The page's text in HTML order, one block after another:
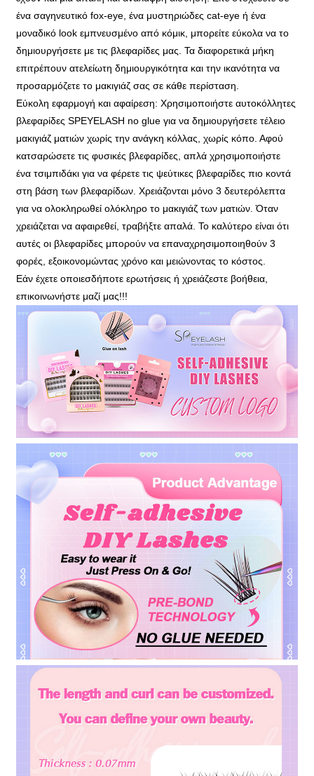
ένα σαγηνευτικό fox-eye, ένα μυστηριώδες cat-eye ή ένα
μοναδικό look εμπνευσμένο από κόμικ, μπορείτε εύκολα να το
δημιουργήσετε με τις βλεφαρίδες μας. Τα διαφορετικά μήκη
επιτρέπουν ατελείωτη δημιουργικότητα και την ικανότητα να
προσαρμόζετε το μακιγιάζ σας σε κάθε περίσταση.
Εύκολη εφαρμογή και αφαίρεση: Χρησιμοποιήστε αυτοκόλλητες
βλεφαρίδες SPEYELASH no glue για να δημιουργήσετε τέλειο
μακιγιάζ ματιών χωρίς την ανάγκη κόλλας, χωρίς κόπο. Αφού
κατσαρώσετε τις φυσικές βλεφαρίδες, απλά χρησιμοποιήστε
ένα τσιμπιδάκι για να φέρετε τις ψεύτικες βλεφαρίδες πιο κοντά
στη βάση των βλεφαρίδων. Χρειάζονται μόνο 3 δευτερόλεπτα
για να ολοκληρωθεί ολόκληρο το μακιγιάζ των ματιών. Όταν
χρειάζεται να αφαιρεθεί, τραβήξτε απαλά. Το καλύτερο είναι ότι
αυτές οι βλεφαρίδες μπορούν να επαναχρησιμοποιηθούν 3
φορές, εξοικονομώντας χρόνο και μειώνοντας το κόστος.
Εάν έχετε οποιεσδήποτε ερωτήσεις ή χρειάζεστε βοήθεια,
επικοινωνήστε μαζί μας!!!